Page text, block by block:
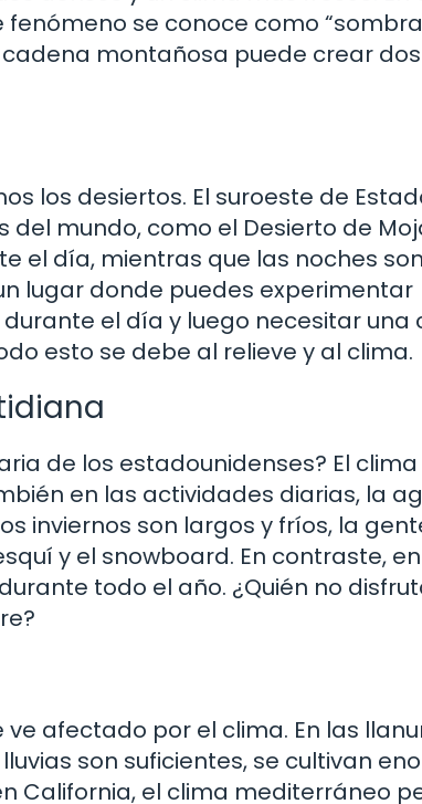
fenómeno se conoce como
montañosa puede crear
los desiertos. El suroeste de
mundo, como el Desierto de
el día, mientras que las noches son
lugar donde puedes experimentar
el día y luego necesitar una
esto se debe al relieve y al clima.
de los estadounidenses? El clima
en las actividades diarias, la
inviernos son largos y fríos, la
y el snowboard. En contraste, en
todo el año. ¿Quién no
afectado por el clima. En las
son suficientes, se cultivan
California, el clima mediterráneo